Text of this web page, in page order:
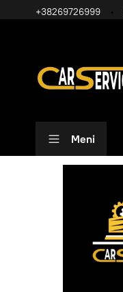
+38269726999
Meni